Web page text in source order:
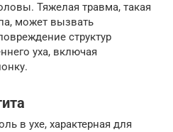
Тяжелая травма, такая
может вызвать
структур
уха, включая
в ухе, характерная для